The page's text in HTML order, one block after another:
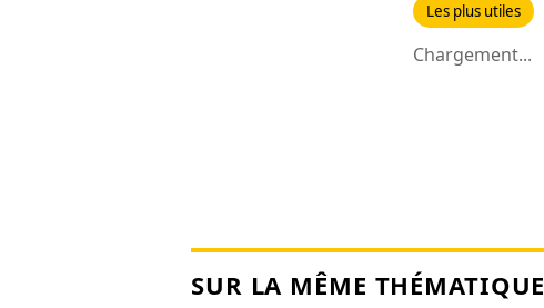
Les plus utiles
Chargement...
SUR LA MÊME THÉMATIQUE